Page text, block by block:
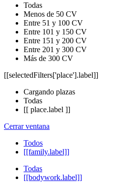
Todas
Menos de 50 CV
Entre 51 y 100 CV
Entre 101 y 150 CV
Entre 151 y 200 CV
Entre 201 y 300 CV
Más de 300 CV
[[selectedFilters['place'].label]]
Cargando plazas
Todas
[[ place.label ]]
Cerrar ventana
Todos
[[family.label]]
Todas
[[bodywork.label]]